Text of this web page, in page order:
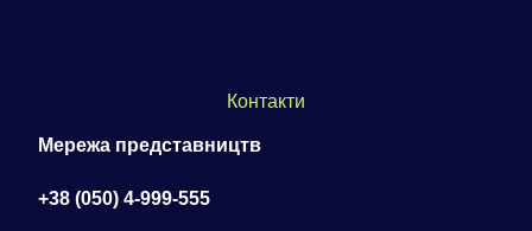
Контакти
Мережа представництв
+38 (050) 4-999-555